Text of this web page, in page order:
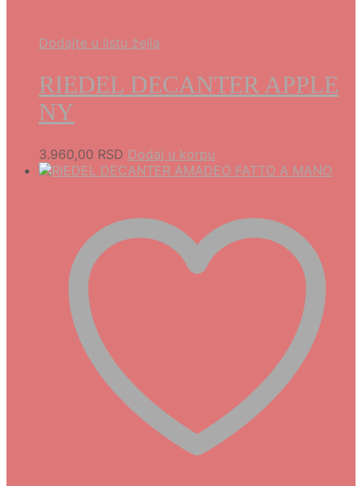
Dodajte u listu želja
RIEDEL DECANTER APPLE
NY
3.960,00 RSD Dodaj u korpu